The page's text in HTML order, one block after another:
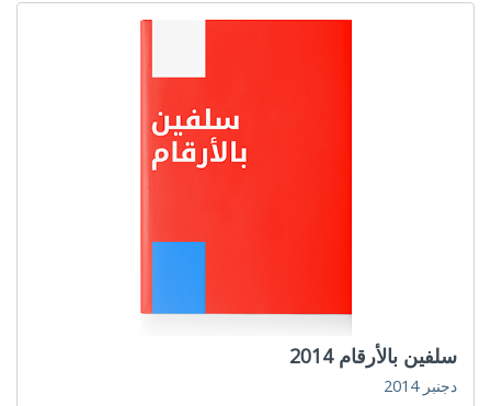
سلفين بالأرقام 2014
دجنبر 2014